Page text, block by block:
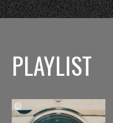
PLAYLIST